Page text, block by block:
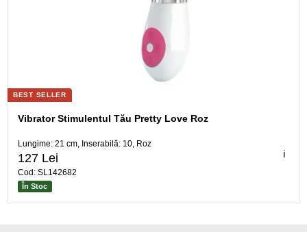
BEST SELLER
ℹ️
Vibrator Stimulentul Tău Pretty Love Roz
Lungime: 21 cm, Inserabilă: 10, Roz
127 Lei
Cod: SL142682
În Stoc